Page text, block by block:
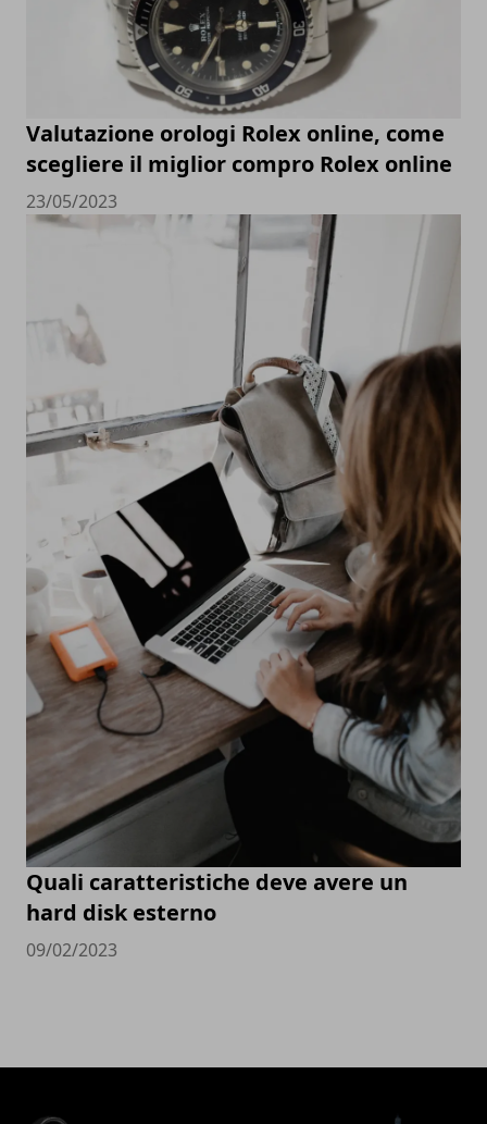
Valutazione orologi Rolex online, come
scegliere il miglior compro Rolex online
23/05/2023
Quali caratteristiche deve avere un
hard disk esterno
09/02/2023